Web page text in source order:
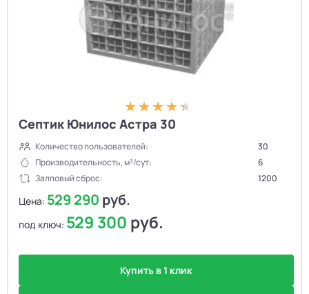
Септик Юнилос Астра 30
Количество пользователей:
30
Производительность, м³/сут:
6
Залповый сброс:
1200
Цена: 529 290 руб.
под ключ: 529 300 руб.
Купить в 1 клик